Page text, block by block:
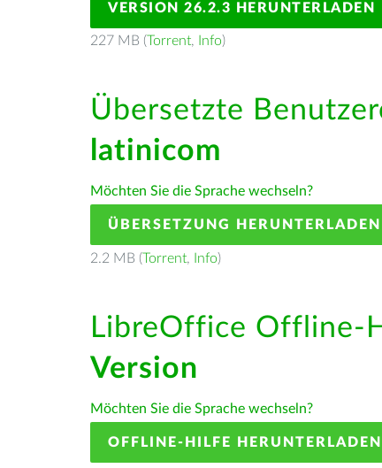
VERSION 26.2.3 HERUNTERLADEN
227 MB (Torrent, Info)
Übersetzte
latinicom
Möchten Sie die Sprache wechseln?
ÜBERSETZUNG HERUNTERLADEN
2.2 MB (Torrent, Info)
LibreOffice Offline-
Version
Möchten Sie die Sprache wechseln?
OFFLINE-HILFE HERUNTERLADEN